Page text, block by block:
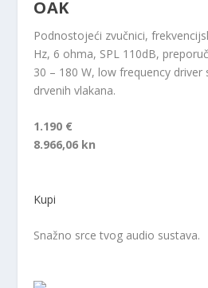
OAK
Podnostojeći zvučnici,
Hz, 6 ohma, SPL 110dB,
30 – 180 W, low frequency driver
drvenih vlakana.
1.190 €
8.966,06 kn
Kupi
Snažno srce tvog audio sustava.